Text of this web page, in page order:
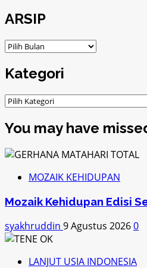
ARSIP
ARSIP
Kategori
Kategori
You may have
MOZAIK KEHIDUPAN
Mozaik Kehidupan Edisi
syakhruddin 9 Agustus 20260
LANJUT USIA INDONESIA